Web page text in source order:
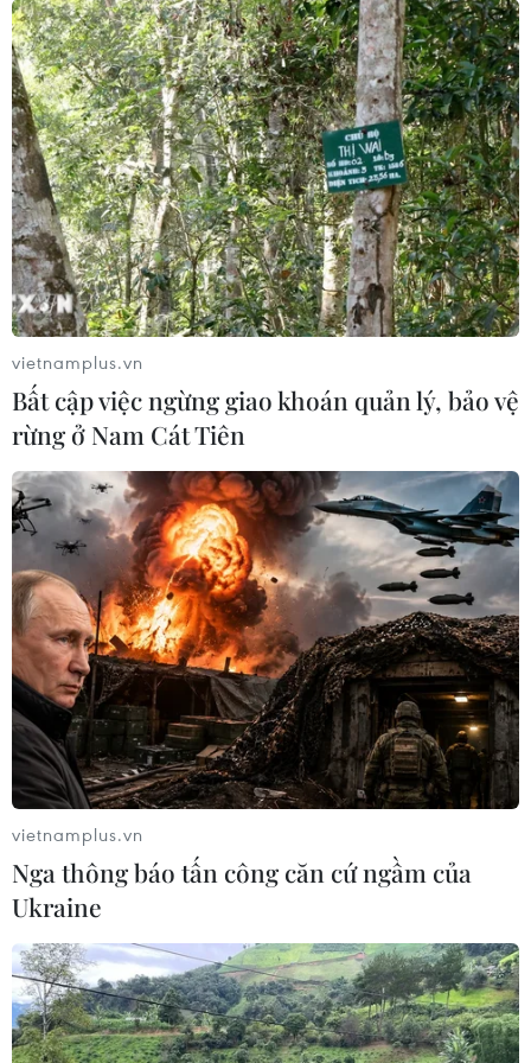
đang phân hủy. Cá chết chủ yếu là rô phi, cá mại, cá
mương...
Hải Dương: Cá chết hàng loạt chưa rõ
nguyên nhân, gây thiệt hại cho người dân
02/04/2024 13:38
Hầu hết số lượng cá chết đang trong thời gian chuẩn bị
cho thu hoạch, nhà thiệt hại ít cũng mất 2 đến 3 tỷ đồng,
nhà thiệt hại nhiều lên đến hàng chục tỷ đồng.
vietnamplus.vn
Bất cập việc ngừng giao khoán quản lý, bảo vệ
rừng ở Nam Cát Tiên
vietnamplus.vn
Nga thông báo tấn công căn cứ ngầm của
Ukraine